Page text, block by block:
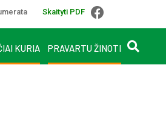
Skaityti PDF
KURIA PRAVARTU ŽINOTI